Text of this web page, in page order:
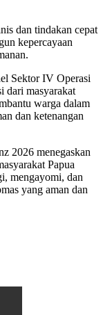
dan tindakan cepat
kepercayaan
Sektor IV Operasi
dari masyarakat
warga dalam
dan ketenangan
2026 menegaskan
Papua
mengayomi, dan
yang aman dan